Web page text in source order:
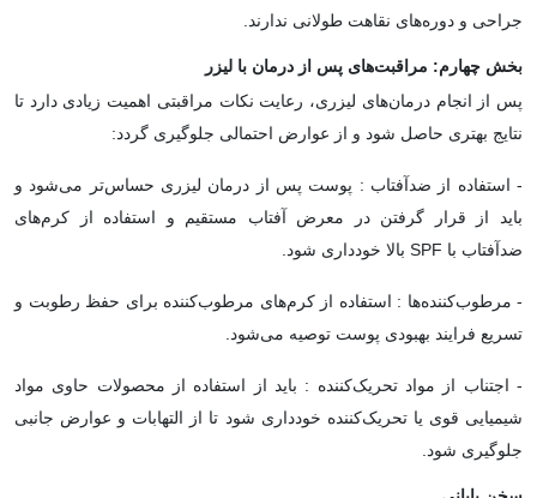
جراحی و دوره‌های نقاهت طولانی ندارند.
بخش چهارم: مراقبت‌های پس از درمان با لیزر
پس از انجام درمان‌های لیزری، رعایت نکات مراقبتی اهمیت زیادی دارد تا
نتایج بهتری حاصل شود و از عوارض احتمالی جلوگیری گردد:
- استفاده از ضدآفتاب : پوست پس از درمان لیزری حساس‌تر می‌شود و
باید از قرار گرفتن در معرض آفتاب مستقیم و استفاده از کرم‌های
ضدآفتاب با SPF بالا خودداری شود.
- مرطوب‌کننده‌ها : استفاده از کرم‌های مرطوب‌کننده برای حفظ رطوبت و
تسریع فرایند بهبودی پوست توصیه می‌شود.
- اجتناب از مواد تحریک‌کننده : باید از استفاده از محصولات حاوی مواد
شیمیایی قوی یا تحریک‌کننده خودداری شود تا از التهابات و عوارض جانبی
جلوگیری شود.